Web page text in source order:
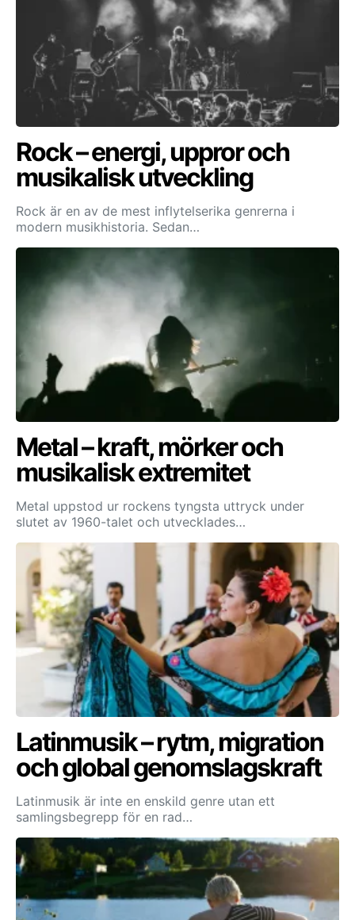
Rock – energi, uppror och
musikalisk utveckling
Rock är en av de mest inflytelserika genrerna i
modern musikhistoria. Sedan…
Metal – kraft, mörker och
musikalisk extremitet
Metal uppstod ur rockens tyngsta uttryck under
slutet av 1960-talet och utvecklades…
Latinmusik – rytm, migration
och global genomslagskraft
Latinmusik är inte en enskild genre utan ett
samlingsbegrepp för en rad…